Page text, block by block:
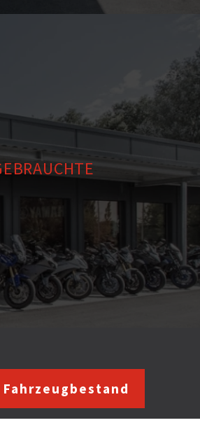
Fahrzeugbestand